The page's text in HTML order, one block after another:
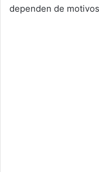
dependen de